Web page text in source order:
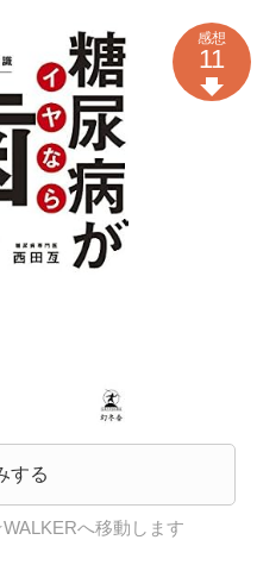
する
へ移動します
感想
11